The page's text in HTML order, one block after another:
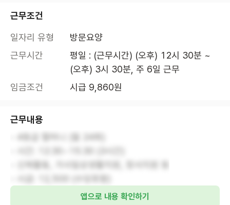
근무조건
일자리 유형
방문요양
근무시간
평일 : (근무시간) (오후) 12시 30분 ~
(오후) 3시 30분, 주 6일 근무
임금조건
시급 9,860원
근무내용
앱으로 내용 확인하기